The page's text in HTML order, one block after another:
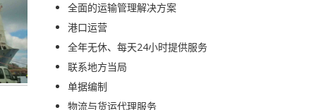
全面的运输管理解决方案
港口运营
全年无休、每天24小时提供服务
联系地方当局
单据编制
物流与货运代理服务